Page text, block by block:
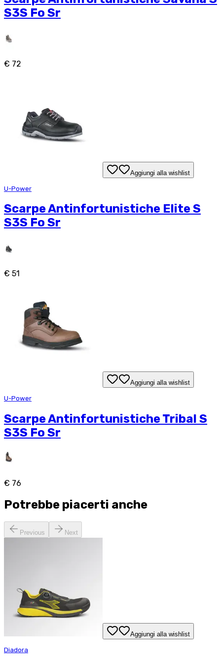
S3S Fo Sr
€ 72
Aggiungi alla wishlist
U-Power
Scarpe Antinfortunistiche Elite S
S3S Fo Sr
€ 51
Aggiungi alla wishlist
U-Power
Scarpe Antinfortunistiche Tribal S
S3S Fo Sr
€ 76
Potrebbe piacerti anche
Previous Next
Aggiungi alla wishlist
Diadora